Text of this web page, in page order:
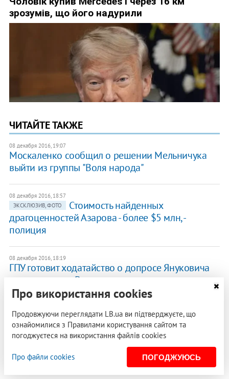
ЧИТАЙТЕ ТАКЖЕ
08 декабря 2016, 19:07
Москаленко сообщил о решении Мельничука
выйти из группы "Воля народа"
08 декабря 2016, 18:57
ЭКСКЛЮЗИВ, ФОТО
Стоимость найденных
драгоценностей Азарова - более $5 млн, -
полиция
08 декабря 2016, 18:19
ГПУ готовит ходатайство о допросе Януковича
на территории России
НАБУ допросило братьев Суркисов
Рада отказалась работать следующую неделю в
Про використання cookies
Продовжуючи переглядати LB.ua ви підтверджуєте, що
ознайомилися з Правилами користування сайтом та
погоджуєтеся на використання файлів cookies
Про файли cookies ПОГОДЖУЮСЬ